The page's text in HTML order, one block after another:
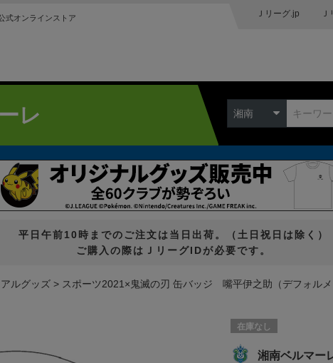
式オンラインストア Ｊリーグ.jp
レ 湘南
平日午前10時までのご注文は当日出荷。（土日祝日は除く）
ご購入の際はＪリーグIDが必要です。
ルグッズ スポーツ2021×鬼滅の刃 缶バッジ 嘴平伊之助（デフォル
在庫なし
湘南ベルマー